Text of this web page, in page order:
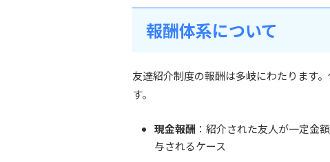
報酬体系について
友達紹介制度の報酬は多岐にわたります
す。
現金報酬 ：紹介された友人が一定金
与されるケース